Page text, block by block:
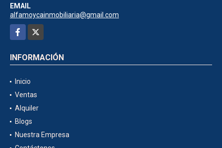
EMAIL
alfamoycainmobiliaria@gmail.com
Facebook
INFORMACIÓN
Inicio
Ventas
Alquiler
Blogs
Nuestra Empresa